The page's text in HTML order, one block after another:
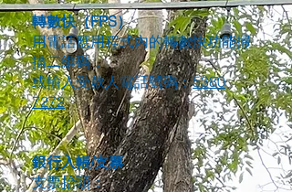
​轉數快（FPS）
用電話應用程式內的轉數快功能掃
描二維碼，
或輸入受款人電話號碼：5380
7272
銀行入帳/支票
支票抬頭：